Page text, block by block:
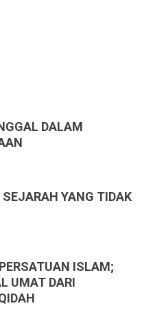
DALAM
YANG TIDAK
ISLAM;
UMAT DARI